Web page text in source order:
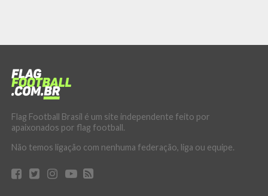
Flag Football Brasil é um site independente feito por
apaixonados por flag football.
Não temos ligação com nenhuma federação, liga ou equipe.